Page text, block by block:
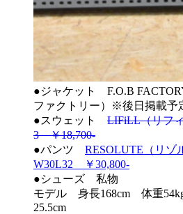
●ジャケット F.O.B
ファクトリー）※後日掲載予
●スウェット LIFiLL（リフ
3 ￥18,700-
●パンツ RESOLUTE（リゾ
W30L32 ￥30,800-
●シューズ 私物
モデル 身長168cm 体重
25.5cm